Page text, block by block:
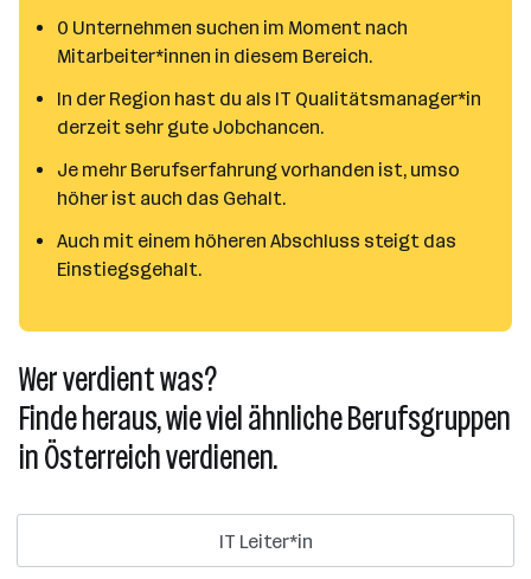
0 Unternehmen suchen im Moment nach
Mitarbeiter*innen in diesem Bereich.
In der Region hast du als IT Qualitätsmanager*in
derzeit sehr gute Jobchancen.
Je mehr Berufserfahrung vorhanden ist, umso
höher ist auch das Gehalt.
Auch mit einem höheren Abschluss steigt das
Einstiegsgehalt.
Wer verdient was?
Finde heraus, wie viel ähnliche Berufsgruppen
in Österreich verdienen.
IT Leiter*in